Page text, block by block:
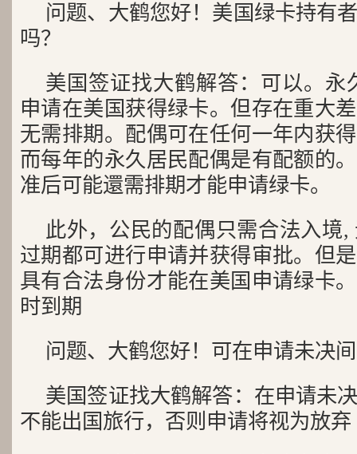
问题、大鹤您好！美国绿卡持有
吗？
美国签证找大鹤解答：可以。永
申请在美国获得绿卡。但存在重大
无需排期。配偶可在任何一年内获
而每年的永久居民配偶是有配额的
准后可能還需排期才能申请绿卡。
此外，公民的配偶只需合法入境
过期都可进行申请并获得审批。但
具有合法身份才能在美国申请绿卡
时到期
问题、大鹤您好！可在申请未决
美国签证找大鹤解答：在申请未
不能出国旅行，否则申请将视为放弃